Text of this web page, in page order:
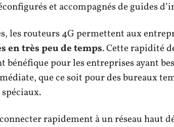
et accompagnés de guides
les routeurs 4G permettent aux
en très peu de temps. Cette rapidité
pour les entreprises ayant
que ce soit pour des bureaux
rapidement à un réseau haut